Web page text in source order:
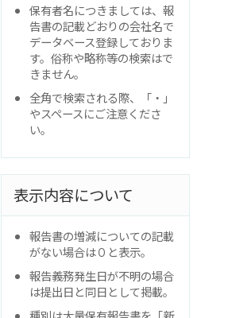
保有者名につきましては、報
告書の記載どおりの会社名で
データベース登録しておりま
す。俗称や略称等の検索はで
きません。
全角で検索される際、「・」
やスペースにご注意くださ
い。
表示内容について
報告書の増減についての記載
がない場合は０と表示。
報告義務発生日が不明の場合
は提出日と同日として掲載。